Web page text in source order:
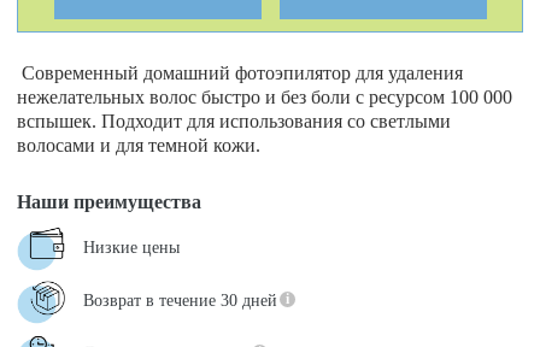
Современный домашний фотоэпилятор для удаления
нежелательных волос быстро и без боли с ресурсом 100 000
вспышек. Подходит для использования со светлыми
волосами и для темной кожи.
Наши преимущества
Низкие цены
Возврат в течение 30 дней